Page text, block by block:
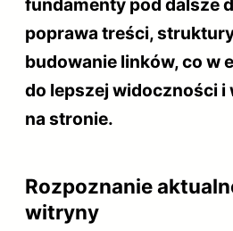
fundamenty pod dalsze
poprawa treści,
budowanie linków, co w
do lepszej widoczności i
na stronie.
Rozpoznanie
witryny